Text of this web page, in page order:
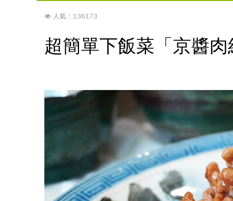
人氣：136173
超簡單下飯菜「京醬肉